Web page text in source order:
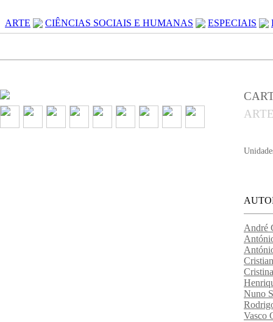
ARTE CIÊNCIAS SOCIAIS E HUMANAS ESPECIAIS
André
Nuno
Vasco